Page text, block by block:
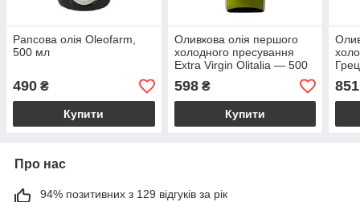
Рапсова олія Oleofarm,
500 мл
490 ₴
Купити
Оливкова олія першого
холодного пресування
Extra Virgin Olitalia — 500
мл
598₴
Купити
500
851
Про нас
94% позитивних з 129 відгуків за рік